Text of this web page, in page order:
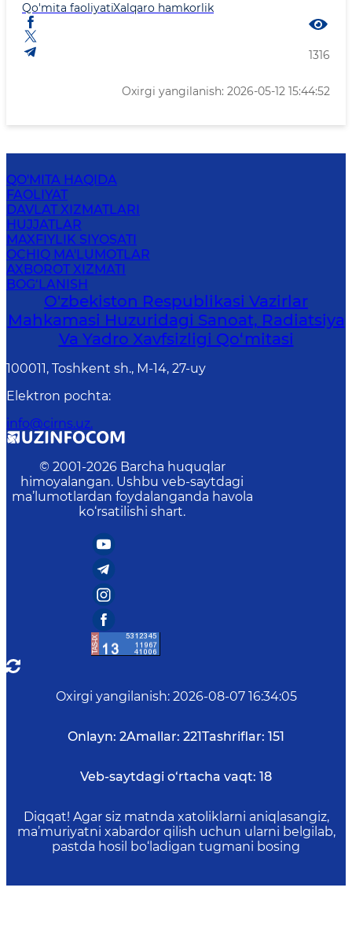
Qo'mita faoliyatiXalqaro hamkorlik
1316
Oxirgi yangilanish: 2026-05-12 15:44:52
QO'MITA HAQIDA
FAOLIYAT
DAVLAT XIZMATLARI
HUJJATLAR
MAXFIYLIK SIYOSATI
OCHIQ MA'LUMOTLAR
AXBOROT XIZMATI
BOG‘LANISH
O'zbekiston Respublikasi Vazirlar
Mahkamasi Huzuridagi Sanoat, Radiatsiya
Va Yadro Xavfsizligi Qo‘mitasi
100011, Toshkent sh., М-14, 27-uy
Elektron pochta:
info@cirns.uz.
© 2001-2026 Barcha huquqlar
himoyalangan. Ushbu veb-saytdagi
ma’lumotlardan foydalanganda havola
ko‘rsatilishi shart.
Oxirgi yangilanish: 2026-08-07 16:34:05
Onlayn: 2Amallar: 221Tashriflar: 151
Veb-saytdagi o‘rtacha vaqt: 18
Diqqat! Agar siz matnda xatoliklarni aniqlasangiz,
ma’muriyatni xabardor qilish uchun ularni belgilab,
pastda hosil bo‘ladigan tugmani bosing